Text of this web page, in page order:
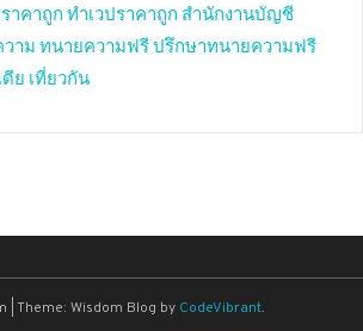
าคาถูก ทำเวปราคาถูก สำนักงานบัญชี
าม ทนายความฟรีปรึกษาทนายความฟรี
ดีย เที่ยวกัน
Theme: Wisdom Blog by CodeVibrant.